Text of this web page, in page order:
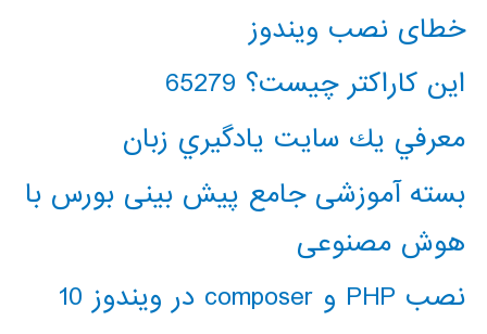
خطای نصب ویندوز
این کاراکتر چیست؟ 65279
معرفي يك سايت يادگيري زبان
بسته آموزشی جامع پیش بینی بورس با
هوش مصنوعی
نصب PHP و composer در ویندوز 10